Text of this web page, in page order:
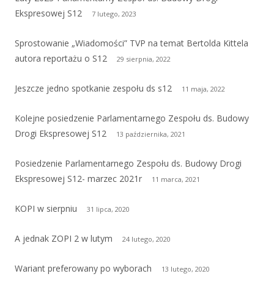
Ekspresowej S12
7 lutego, 2023
Sprostowanie „Wiadomości” TVP na temat Bertolda Kittela
autora reportażu o S12
29 sierpnia, 2022
Jeszcze jedno spotkanie zespołu ds s12 11 maja, 2022
Kolejne posiedzenie Parlamentarnego Zespołu ds. Budowy
Drogi Ekspresowej S12
13 października, 2021
Posiedzenie Parlamentarnego Zespołu ds. Budowy Drogi
Ekspresowej S12- marzec 2021r
11 marca, 2021
KOPI w sierpniu 31 lipca, 2020
A jednak ZOPI 2 w lutym 24 lutego, 2020
Wariant preferowany po wyborach 13 lutego, 2020